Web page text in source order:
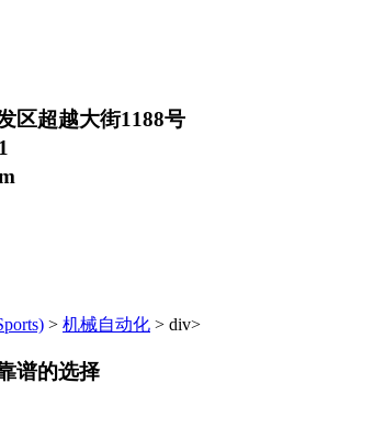
区超越大街1188号
> 机械自动化 > div>
谱的选择